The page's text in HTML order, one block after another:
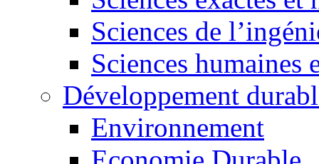
Sciences de
Sciences humaines
Développement
Environnement